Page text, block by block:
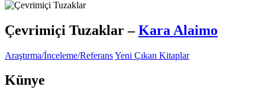
Çevrimiçi Tuzaklar–Kara Alaimo
Araştırma/İnceleme/ReferansYeni Çıkan Kitaplar
Künye